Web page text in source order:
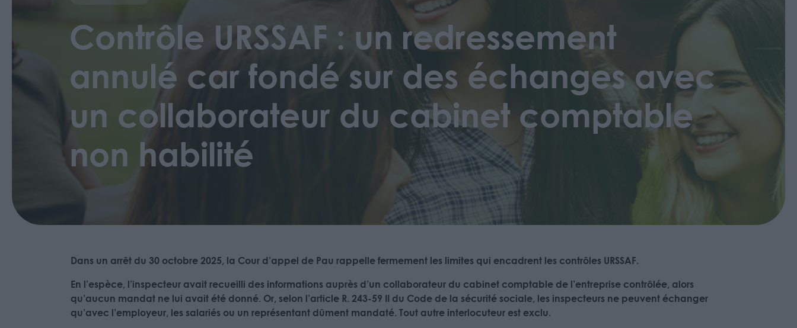
Contrôle URSSAF : un redressement
annulé car fondé sur des échanges avec
un collaborateur du cabinet comptable
non habilité
Dans un arrêt du 30 octobre 2025, la Cour d’appel de Pau rappelle fermement les limites qui encadrent les contrôles URSSAF.
En l’espèce, l’inspecteur avait recueilli des informations auprès d’un collaborateur du cabinet comptable de l’entreprise contrôlée, alors
qu’aucun mandat ne lui avait été donné. Or, selon l’article R. 243-59 II du Code de la sécurité sociale, les inspecteurs ne peuvent échanger
qu’avec l’employeur, les salariés ou un représentant dûment mandaté. Tout autre interlocuteur est exclu.